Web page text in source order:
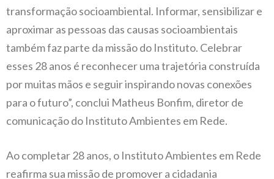
transformação socioambiental. Informar, sensibilizar e
aproximar as pessoas das causas socioambientais
também faz parte da missão do Instituto. Celebrar
esses 28 anos é reconhecer uma trajetória construída
por muitas mãos e seguir inspirando novas conexões
para o futuro”, conclui Matheus Bonfim, diretor de
comunicação do Instituto Ambientes em Rede.
Ao completar 28 anos, o Instituto Ambientes em Rede
reafirma sua missão de promover a cidadania